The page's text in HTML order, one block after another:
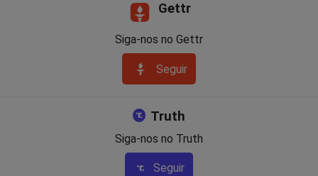
Gettr
Siga-nos no Gettr
Seguir
Truth
Siga-nos no Truth
Seguir